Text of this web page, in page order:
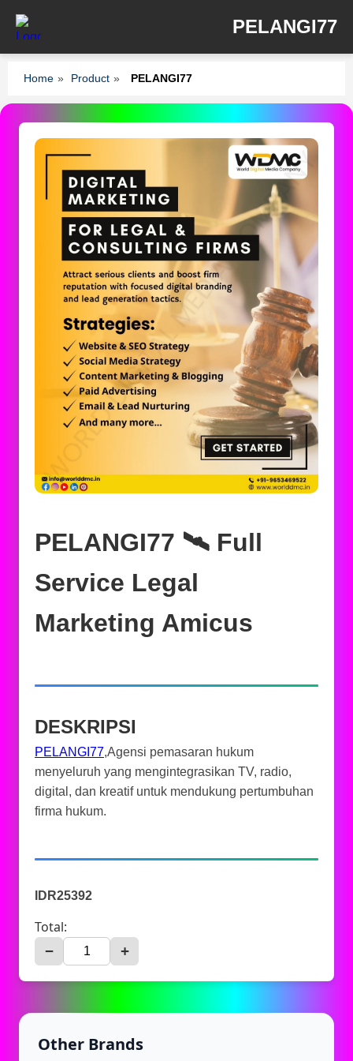
PELANGI77
Home » Product » PELANGI77
PELANGI77 🛰️‍ Full
Service Legal
Marketing Amicus
DESKRIPSI
PELANGI77,Agensi pemasaran hukum
menyeluruh yang mengintegrasikan TV, radio,
digital, dan kreatif untuk mendukung pertumbuhan
firma hukum.
IDR25392
Total:
− +
Other Brands